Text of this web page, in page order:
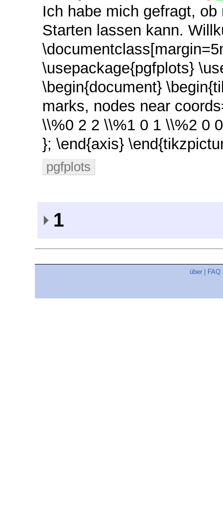
Ich habe mich gefragt,
Starten lassen kann.
\usepackage{pgfplots}
\begin{document}
marks, nodes near
\\%0 2 2 \\%1 0 1 \\%2 0
}; \end{axis}
pgfplots
1
über FAQ